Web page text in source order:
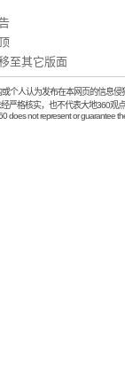
至其它版面
个人认为发布在本网页的信息
严格核实，也不代表大地360观
does not represent or guarantee